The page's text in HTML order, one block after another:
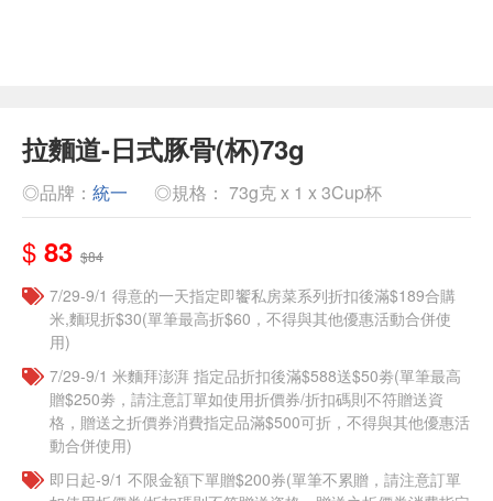
拉麵道-日式豚骨(杯)73g
◎品牌： 統一 ◎規格： 73g克 x 1 x 3Cup杯
$ 83 $84
7/29-9/1 得意的一天指定即饗私房菜系列折扣後滿$189合購
米,麵現折$30(單筆最高折$60，不得與其他優惠活動合併使
用)
7/29-9/1 米麵拜澎湃 指定品折扣後滿$588送$50劵(單筆最高
贈$250劵，請注意訂單如使用折價券/折扣碼則不符贈送資
格，贈送之折價券消費指定品滿$500可折，不得與其他優惠活
動合併使用)
即日起-9/1 不限金額下單贈$200券(單筆不累贈，請注意訂單